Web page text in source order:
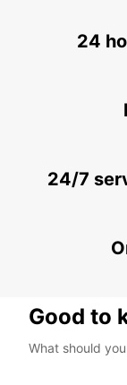
RIMINI
PESCARA
24
24/7
Good to
What should